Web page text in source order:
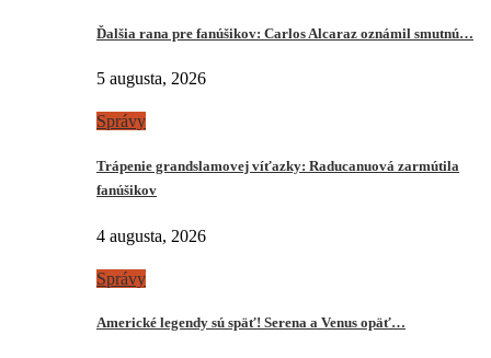
Ďalšia rana pre fanúšikov: Carlos Alcaraz oznámil smutnú…
5 augusta, 2026
Správy
Trápenie grandslamovej víťazky: Raducanuová zarmútila
fanúšikov
4 augusta, 2026
Správy
Americké legendy sú späť! Serena a Venus opäť…